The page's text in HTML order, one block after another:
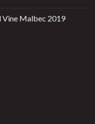
Vine Malbec 2019